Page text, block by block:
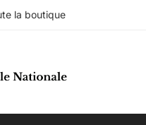
la boutique